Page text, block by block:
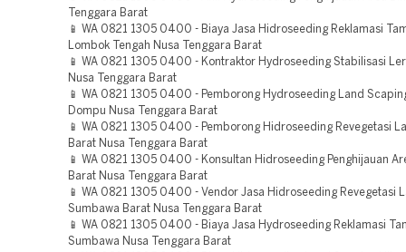
Tenggara Barat
📱 WA 0821 1305 0400 - Biaya Jasa Hidroseeding Reklamasi
Lombok Tengah Nusa Tenggara Barat
📱 WA 0821 1305 0400 - Kontraktor Hydroseeding Stabilisasi
Nusa Tenggara Barat
📱 WA 0821 1305 0400 - Pemborong Hydroseeding Land
Dompu Nusa Tenggara Barat
📱 WA 0821 1305 0400 - Pemborong Hidroseeding Revegetasi
Barat Nusa Tenggara Barat
📱 WA 0821 1305 0400 - Konsultan Hidroseeding Penghijauan
Barat Nusa Tenggara Barat
📱 WA 0821 1305 0400 - Vendor Jasa Hidroseeding Revegetasi
Sumbawa Barat Nusa Tenggara Barat
📱 WA 0821 1305 0400 - Biaya Jasa Hydroseeding Reklamasi
Sumbawa Nusa Tenggara Barat